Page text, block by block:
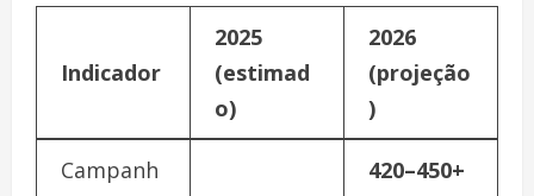
Indicador
2025
(estimad
o)
2026
(projeção
)
Campanh
420–450+